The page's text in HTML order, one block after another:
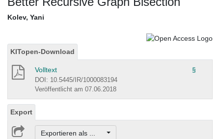
Kolev, Yani
KITopen-Download
Volltext §
DOI: 10.5445/IR/1000083194
Veröffentlicht am 07.06.2018
Export
Exportieren als ...